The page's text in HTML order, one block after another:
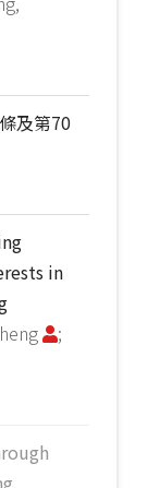
及第70
in
;